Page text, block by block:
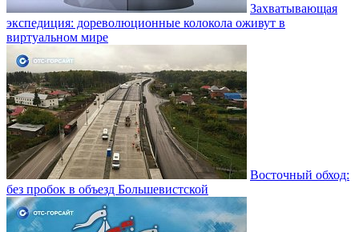
Захватывающая
экспедиция: дореволюционные колокола оживут в
виртуальном мире
Восточный обход:
без пробок в объезд Большевистской